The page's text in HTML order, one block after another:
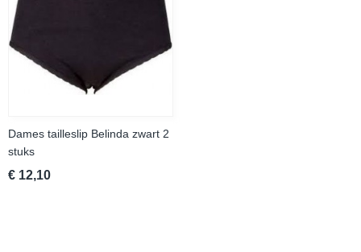
Dames tailleslip Belinda zwart 2
stuks
€ 12,10